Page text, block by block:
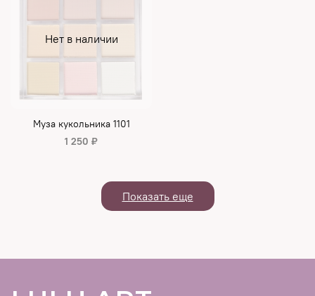
Нет в наличии
Муза кукольника 1101
1 250 ₽
Показать еще